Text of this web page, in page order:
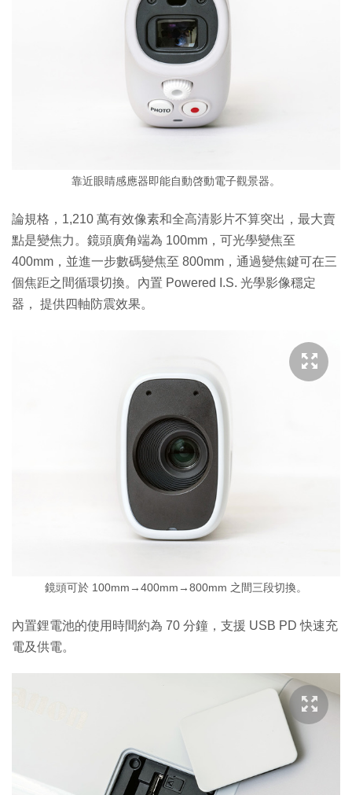
靠近眼睛感應器即能自動啓動電子觀景器。
論規格，1,210 萬有效像素和全高清影片不算突出，最大賣
點是變焦力。鏡頭廣角端為 100mm，可光學變焦至
400mm，並進一步數碼變焦至 800mm，通過變焦鍵可在三
個焦距之間循環切換。內置 Powered I.S. 光學影像穩定
器， 提供四軸防震效果。
鏡頭可於 100mm→400mm→800mm 之間三段切換。
內置鋰電池的使用時間約為 70 分鐘，支援 USB PD 快速充
電及供電。